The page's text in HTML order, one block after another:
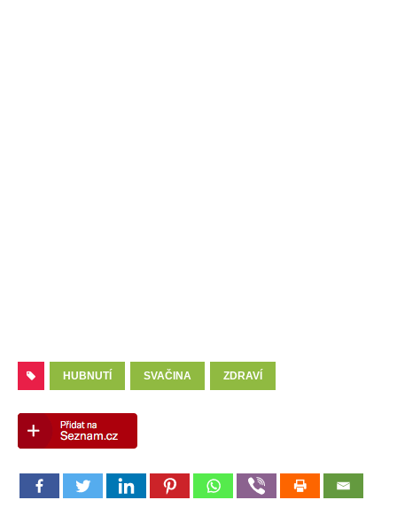
HUBNUTÍ SVAČINA ZDRAVÍ